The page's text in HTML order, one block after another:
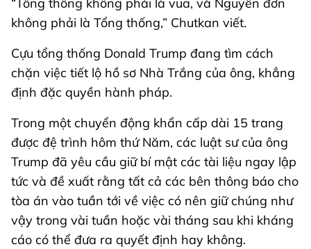
“Tổng thống không phải là vua, và Nguyên đơn
không phải là Tổng thống,” Chutkan viết.
Cựu tổng thống Donald Trump đang tìm cách
chặn việc tiết lộ hồ sơ Nhà Trắng của ông, khẳng
định đặc quyền hành pháp.
Trong một chuyển động khẩn cấp dài 15 trang
được đệ trình hôm thứ Năm, các luật sư của ông
Trump đã yêu cầu giữ bí mật các tài liệu ngay lập
tức và đề xuất rằng tất cả các bên thông báo cho
tòa án vào tuần tới về việc có nên giữ chúng như
vậy trong vài tuần hoặc vài tháng sau khi kháng
cáo có thể đưa ra quyết định hay không.